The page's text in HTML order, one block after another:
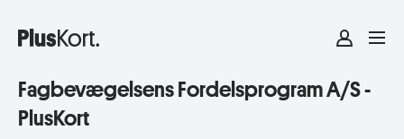
Fagbevægelsens Fordelsprogram A/S -
PlusKort